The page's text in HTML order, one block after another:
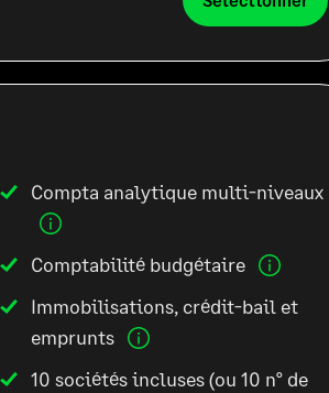
Compta analytique multi-niveaux
Comptabilité budgétaire
Immobilisations, crédit-bail et
emprunts
10 sociétés incluses(ou 10 n° de